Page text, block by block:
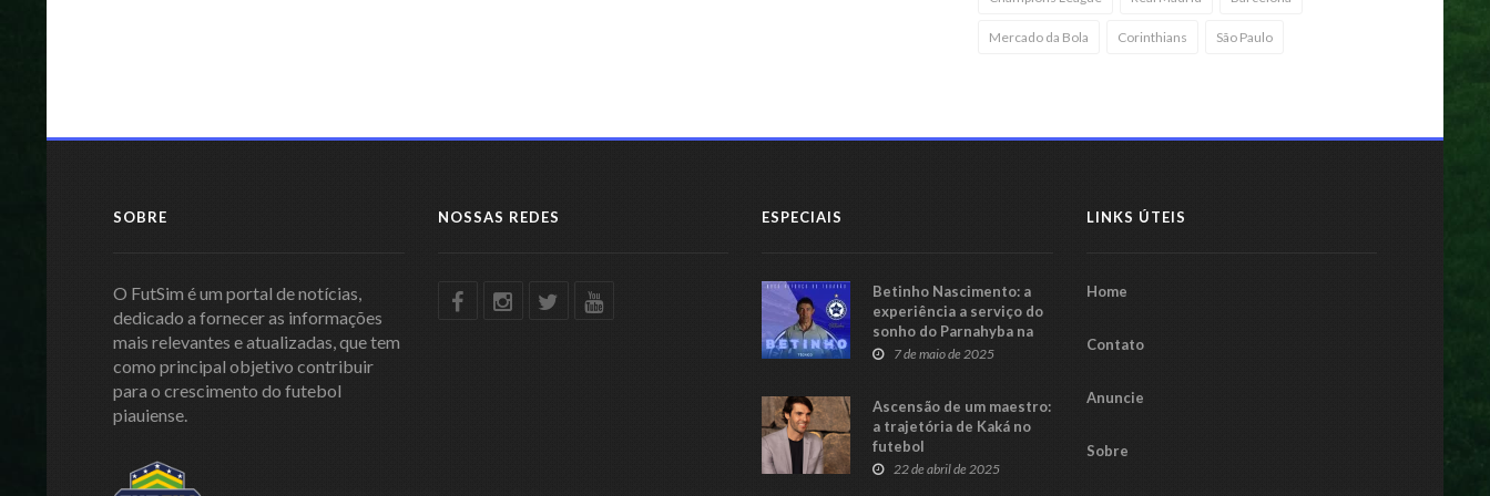
Mercado da Bola Corinthians São Paulo
SOBRE
O FutSim é um portal de notícias,
dedicado a fornecer as informações
mais relevantes e atualizadas, que tem
como principal objetivo contribuir
para o crescimento do futebol
piauiense.
NOSSAS REDES ESPECIAIS
Betinho Nascimento: a
experiência a serviço do
sonho do Parnahyba na
Série C
7 de maio de 2025
Ascensão de um maestro:
a trajetória de Kaká no
futebol
22 de abril de 2025
LINKS ÚTEIS
Home
Contato
Anuncie
Sobre